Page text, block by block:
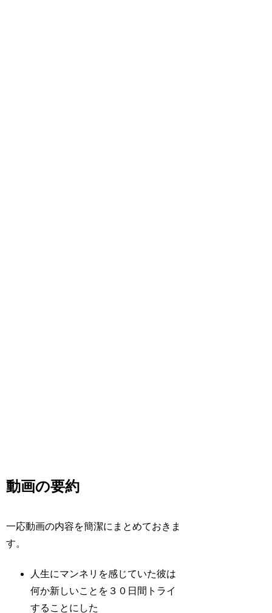
動画の要約
一応動画の内容を簡潔にまとめておきま
す。
人生にマンネリを感じていた彼は
何か新しいことを３０日間トライ
することにした